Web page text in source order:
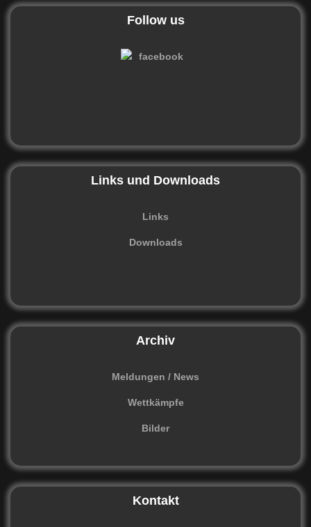
Follow us
Links und Downloads
Links
Downloads
Archiv
Meldungen / News
Wettkämpfe
Bilder
Kontakt